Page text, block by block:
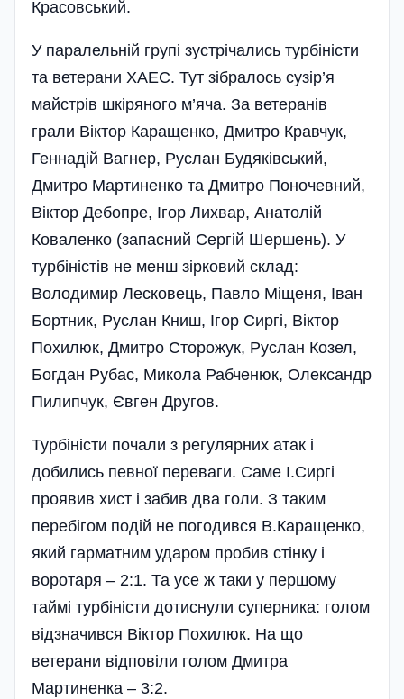
Красовський.
У паралельній групі зустрічались турбіністи
та ветерани ХАЕС. Тут зібралось сузір’я
майстрів шкіряного м’яча. За ветеранів
грали Віктор Каращенко, Дмитро Кравчук,
Геннадій Вагнер, Руслан Будяківський,
Дмитро Мартиненко та Дмитро Поночевний,
Віктор Дебопре, Ігор Лихвар, Анатолій
Коваленко (запасний Сергій Шершень). У
турбіністів не менш зірковий склад:
Володимир Лесковець, Павло Міщеня, Іван
Бортник, Руслан Книш, Ігор Сиргі, Віктор
Похилюк, Дмитро Сторожук, Руслан Козел,
Богдан Рубас, Микола Рабченюк, Олександр
Пилипчук, Євген Другов.
Турбіністи почали з регулярних атак і
добились певної переваги. Саме І.Сиргі
проявив хист і забив два голи. З таким
перебігом подій не погодився В.Каращенко,
який гарматним ударом пробив стінку і
воротаря – 2:1. Та усе ж таки у першому
таймі турбіністи дотиснули суперника: голом
відзначився Віктор Похилюк. На що
ветерани відповіли голом Дмитра
Мартиненка – 3:2.